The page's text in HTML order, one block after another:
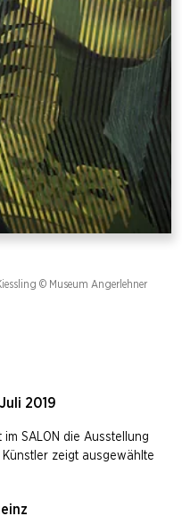
© Museum Angerlehner
2019
SALON die Ausstellung
Künstler zeigt ausgewählte